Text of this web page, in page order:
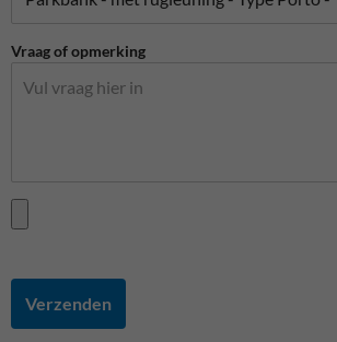
Vraag of opmerking
Verzenden